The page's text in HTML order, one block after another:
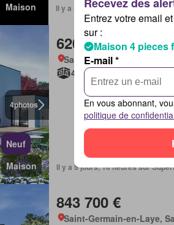
Maison
Il y a 5 jours, 10 heures sur
4photos
Neuf
Maison
620 000 €
Saint-Germain-en-Laye,
4 Pièces
Il y a 5 jours, 10 heures sur
843 700 €
Saint-Germain-en-Laye,
Entrez votre email
sur :
Maison 4 pieces
E-mail *
En vous abonnant,
politique de